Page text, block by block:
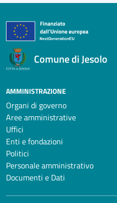
Comune di Jesolo
AMMINISTRAZIONE
Organi di governo
Aree amministrative
Uffici
Enti e fondazioni
Politici
Personale amministrativo
Documenti e Dati